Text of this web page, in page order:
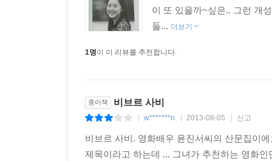
이 또 있을까~싶은.. 그런 개
들... 더보기
1명이 이 리뷰를 추천합니다.
종이책 비브르 사비
w*******n 2013-08-05 신고
비브르 사비. 영화배우 윤진서씨의 산문집이
제목이라고 하는데 ... 그녀가 추천하는 영화